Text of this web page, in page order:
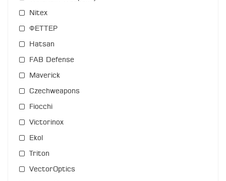
Nitex
ФЕТТЕР
Hatsan
FAB Defense
Maverick
Czechweapons
Fiocchi
Victorinox
Ekol
Triton
VectorOptics